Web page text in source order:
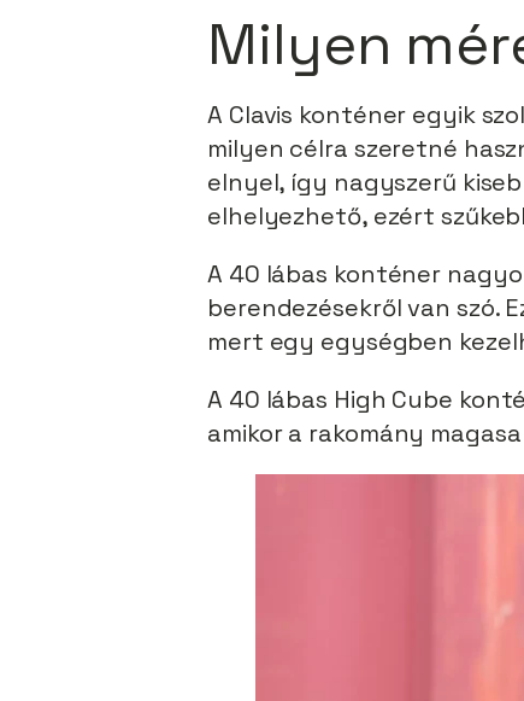
Milyen
A Clavis konténer egyik
milyen célra szeretné
elnyel, így nagyszerű
elhelyezhető, ezért
A 40 lábas konténer
berendezésekről van szó.
mert egy egységben
A 40 lábas High Cube
amikor a rakomány